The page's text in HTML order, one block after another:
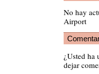
No hay
Airport
¿Usted ha
dejar